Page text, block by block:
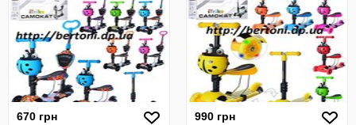
670 грн
990 грн